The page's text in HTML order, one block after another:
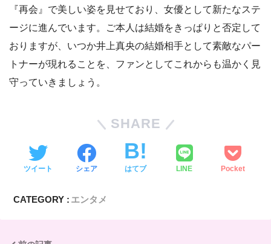
『再会』で美しい姿を見せており、女優として新たなステ
ージに進んでいます。ご本人は結婚をきっぱりと否定して
おりますが、いつか井上真央の結婚相手として素敵なパー
トナーが現れることを、ファンとしてこれからも温かく見
守っていきましょう。
SHARE
ツイート シェア はてブ LINE Pocket
CATEGORY : エンタメ